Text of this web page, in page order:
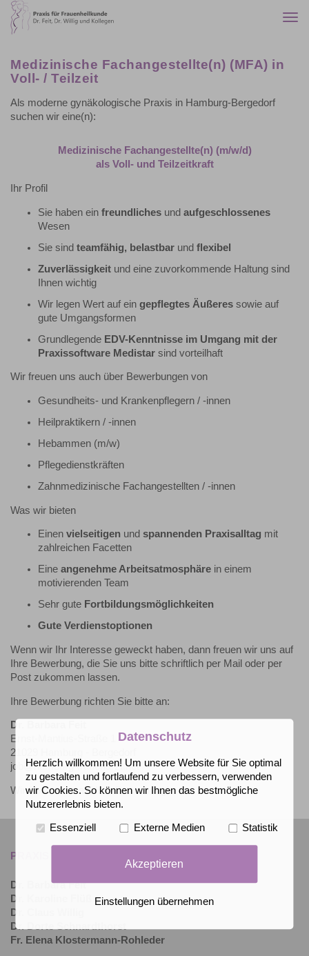
Medizinische Fachangestellte(n) (MFA) in
Voll- / Teilzeit
Als moderne gynäkologische Praxis in Hamburg-Bergedorf
suchen wir eine(n):
Medizinische Fachangestellte(n) (m/w/d)
als Voll- und Teilzeitkraft
Ihr Profil
Sie haben ein freundliches und aufgeschlossenes
Wesen
Sie sind teamfähig, belastbar und flexibel
Zuverlässigkeit und eine zuvorkommende Haltung sind
Ihnen wichtig
Wir legen Wert auf ein gepflegtes Äußeres sowie auf
gute Umgangsformen
Grundlegende EDV-Kenntnisse im Umgang mit der
Praxissoftware Medistar sind vorteilhaft
Wir freuen uns auch über Bewerbungen von
Gesundheits- und Krankenpflegern / -innen
Heilpraktikern / -innen
Hebammen (m/w)
Pflegedienstkräften
Zahnmedizinische Fachangestellten / -innen
Was wir bieten
Einen vielseitigen und spannenden Praxisalltag mit
zahlreichen Facetten
Eine angenehme Arbeitsatmosphäre in einem
motivierenden Team
Sehr gute Fortbildungsmöglichkeiten
Gute Verdienstoptionen
Wenn wir Ihr Interesse geweckt haben, dann freuen wir uns auf
Ihre Bewerbung, die Sie uns bitte schriftlich per Mail oder per
Post zukommen lassen.
Ihre Bewerbung richten Sie bitte an:
Dr. Barbara Feit
Ernst-Mantius-Straße 1
21029 Hamburg - Bergedorf
job@hamburg-frauenarzt.net
Wir freuen uns auf Ihre Bewerbung!
PRAXIS FÜR FRAUENHEILKUNDE
Dr. Barbara Feit
Dr. Karoline Flüß
Dr. Claus Willig
Dr. Dorte Schnardthorst
Fr. Elena Klostermann-Rohleder
Datenschutz
Herzlich willkommen! Um unsere Website für Sie optimal
zu gestalten und fortlaufend zu verbessern, verwenden
wir Cookies. So können wir Ihnen das bestmögliche
Nutzererlebnis bieten.
Essenziell Externe Medien Statistik
Akzeptieren
Einstellungen übernehmen